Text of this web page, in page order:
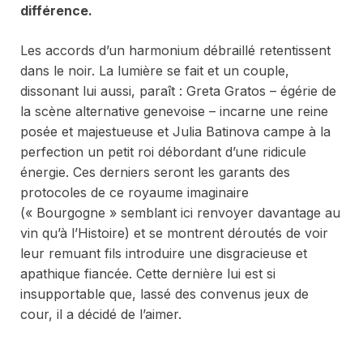
différence.
Les accords d’un harmonium débraillé retentissent
dans le noir. La lumière se fait et un couple,
dissonant lui aussi, paraît : Greta Gratos – égérie de
la scène alternative genevoise – incarne une reine
posée et majestueuse et Julia Batinova campe à la
perfection un petit roi débordant d’une ridicule
énergie. Ces derniers seront les garants des
protocoles de ce royaume imaginaire
(« Bourgogne » semblant ici renvoyer davantage au
vin qu’à l’Histoire) et se montrent déroutés de voir
leur remuant fils introduire une disgracieuse et
apathique fiancée. Cette dernière lui est si
insupportable que, lassé des convenus jeux de
cour, il a décidé de l’aimer.